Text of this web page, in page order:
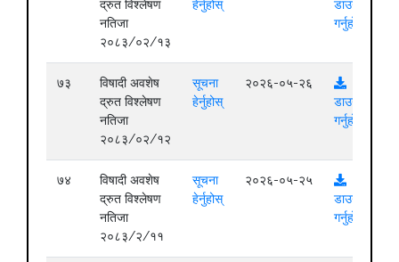
द्रुत विश्लेषण
नतिजा
२०८३/०२/१३
हेर्नुहोस्
डाउनलोड
गर्नुहोस्
७३
विषादी अवशेष
द्रुत विश्लेषण
नतिजा
२०८३/०२/१२
सूचना
हेर्नुहोस्
२०२६-०५-२६
डाउनलोड
गर्नुहोस्
७४
विषादी अवशेष
द्रुत विश्लेषण
नतिजा
२०८३/२/११
सूचना
हेर्नुहोस्
२०२६-०५-२५
डाउनलोड
गर्नुहोस्